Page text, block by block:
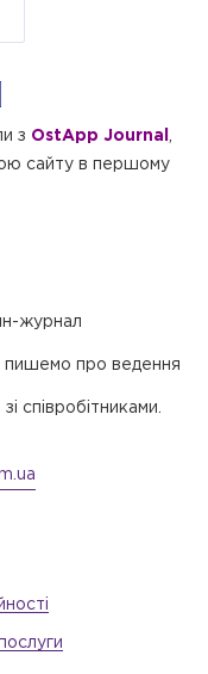
з OstApp Journal
сайту в першому
журнал
пишемо про ведення
співробітниками.